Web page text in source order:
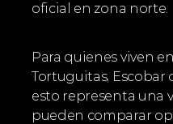
oficial en zona norte.
Para quienes viven
Tortuguitas, Escobar
esto representa una
pueden comparar